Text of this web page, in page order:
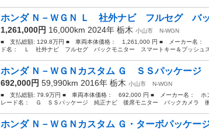
ホンダ Ｎ－ＷＧＮ Ｌ 社外ナビ フルセグ バ
1,261,000円 16,000km 2024年 栃木 小山市
N-WGN
■ 支払総額: 129.8万円 ■ 車両本体価格： 1,261,000 円 ■ メーカー名
ド名： Ｌ 社外ナビ フルセグ バックモニター スマートキー＆プッシュ
ホンダ Ｎ－ＷＧＮカスタム Ｇ ＳＳパッケー
692,000円 59,990km 2016年 栃木 小山市
N-WGN
■ 支払総額: 79.9万円 ■ 車両本体価格： 692,000 円 ■ メーカー名：
レード名： Ｇ ＳＳパッケージ 純正ナビ 後席モニター バックカメラ 衝
ホンダ Ｎ－ＷＧＮカスタム Ｇ・ターボパッケ